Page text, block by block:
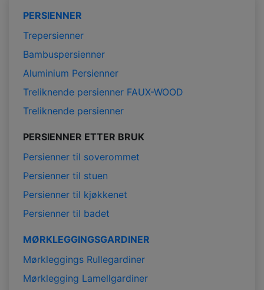
PERSIENNER
Trepersienner
Bambuspersienner
Aluminium Persienner
Treliknende persienner FAUX-WOOD
Treliknende persienner
PERSIENNER ETTER BRUK
Persienner til soverommet
Persienner til stuen
Persienner til kjøkkenet
Persienner til badet
MØRKLEGGINGSGARDINER
Mørkleggings Rullegardiner
Mørklegging Lamellgardiner